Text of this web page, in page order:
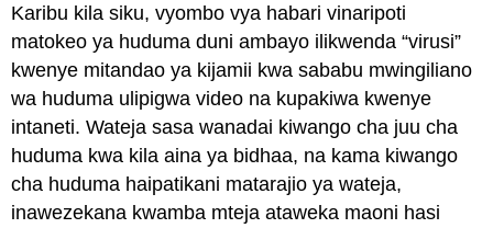
Karibu kila siku, vyombo vya habari vinaripoti
matokeo ya huduma duni ambayo ilikwenda “virusi”
kwenye mitandao ya kijamii kwa sababu mwingiliano
wa huduma ulipigwa video na kupakiwa kwenye
intaneti. Wateja sasa wanadai kiwango cha juu cha
huduma kwa kila aina ya bidhaa, na kama kiwango
cha huduma haipatikani matarajio ya wateja,
inawezekana kwamba mteja ataweka maoni hasi